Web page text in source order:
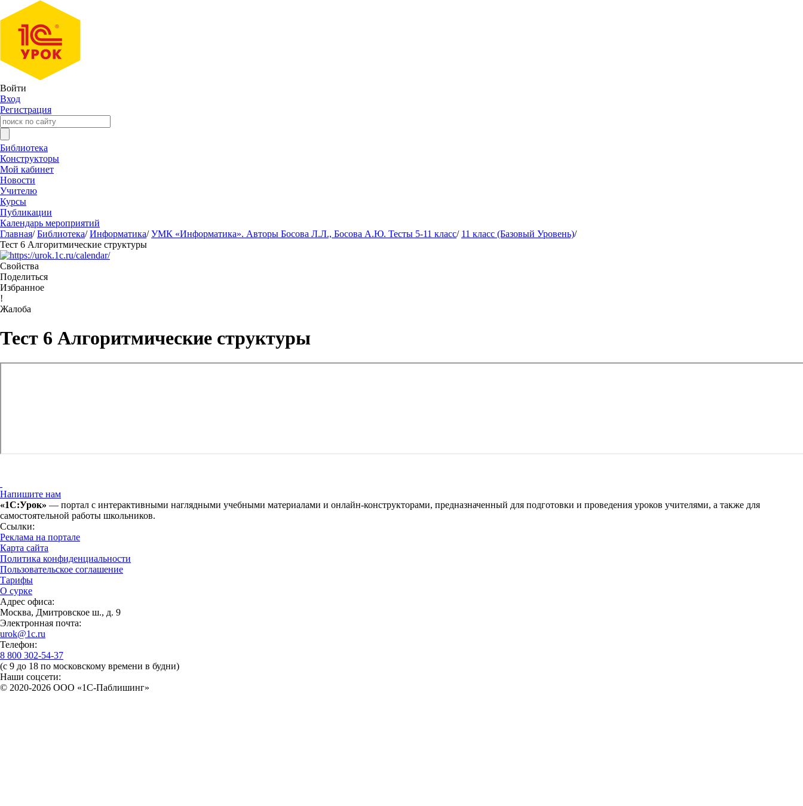
Войти
Вход
Регистрация
Библиотека
Конструкторы
Мой кабинет
Новости
Учителю
Курсы
Публикации
Календарь мероприятий
Главная/ Библиотека/ Информатика/ УМК «Информатика». Авторы Босова Л.Л., Босова А.Ю. Тесты 5-11 класс/ 11 класс (Базовый Уровень)/
Тест 6 Алгоритмические структуры
Свойства
Поделиться
Избранное
!
Жалоба
Тест 6 Алгоритмические структуры
Напишите нам
«1С:Урок» — портал с интерактивными наглядными учебными материалами и онлайн-конструкторами, предназначенный для подготовки и проведения уроков учителями, а также для
самостоятельной работы школьников.
Ссылки:
Реклама на портале
Карта сайта
Политика конфиденциальности
Пользовательское соглашение
Тарифы
О сурке
Адрес офиса:
Москва, Дмитровское ш., д. 9
Электронная почта:
urok@1c.ru
Телефон:
8 800 302-54-37
(с 9 до 18 по московскому времени в будни)
Наши соцсети:
© 2020-2026 OOO «1С-Паблишинг»